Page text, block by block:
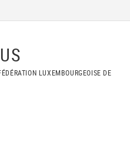
LUXEMBOURGEOISE DE